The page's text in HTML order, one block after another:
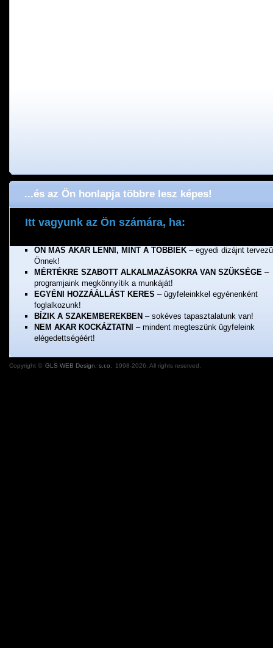
...és az Ön honlapja többre lesz képes!
Itt vagyunk az Ön számára, ha:
ÖN MÁS AKAR LENNI, MINT A TÖBBIEK – egyedi dizájnt
Önnek!
MÉRTÉKRE SZABOTT ALKALMAZÁSOKRA VAN SZÜKSÉGE –
programjaink megkönnyítik a munkáját!
EGYÉNI HOZZÁÁLLÁST KERES – ügyfeleinkkel egyénenként
foglalkozunk!
BÍZIK A SZAKEMBEREKBEN – sokéves tapasztalatunk van!
NEM AKAR KOCKÁZTATNI
– mindent megteszünk ügyfeleink
elégedettségéért!
Copyright © GLS WEB Design, s.r.o. 1998-2026. All rights reserved.